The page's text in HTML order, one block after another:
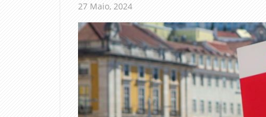
27 Maio, 2024